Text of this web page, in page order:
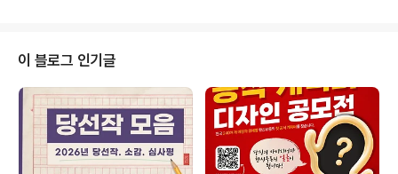
er" 모집✔ 2024 서대문구 독립출판 창작자 양성과정 공
감적 글쓰기✔ 뉴스통 1기 필진 모집✔ [플로나 서포터즈]
플로브(FL-ove) 1기 모집 ✔ 제97회 대학생 온라인 기업
경영 체험스쿨 참가자 모집​* 자세한 내용은 뉴스카드를 클
릭하시면 확인하실 수 있습니다.​​ ​자세한 내용은..
이 블로그 인기글